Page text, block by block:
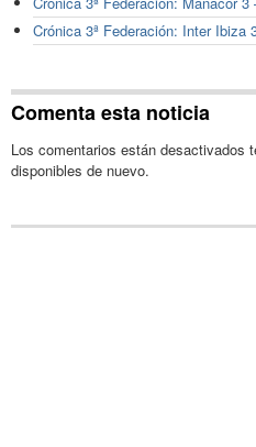
Crónica 3ª Federación: Inter Ibiza
Comenta esta noticia
Los comentarios están desactivados
disponibles de nuevo.